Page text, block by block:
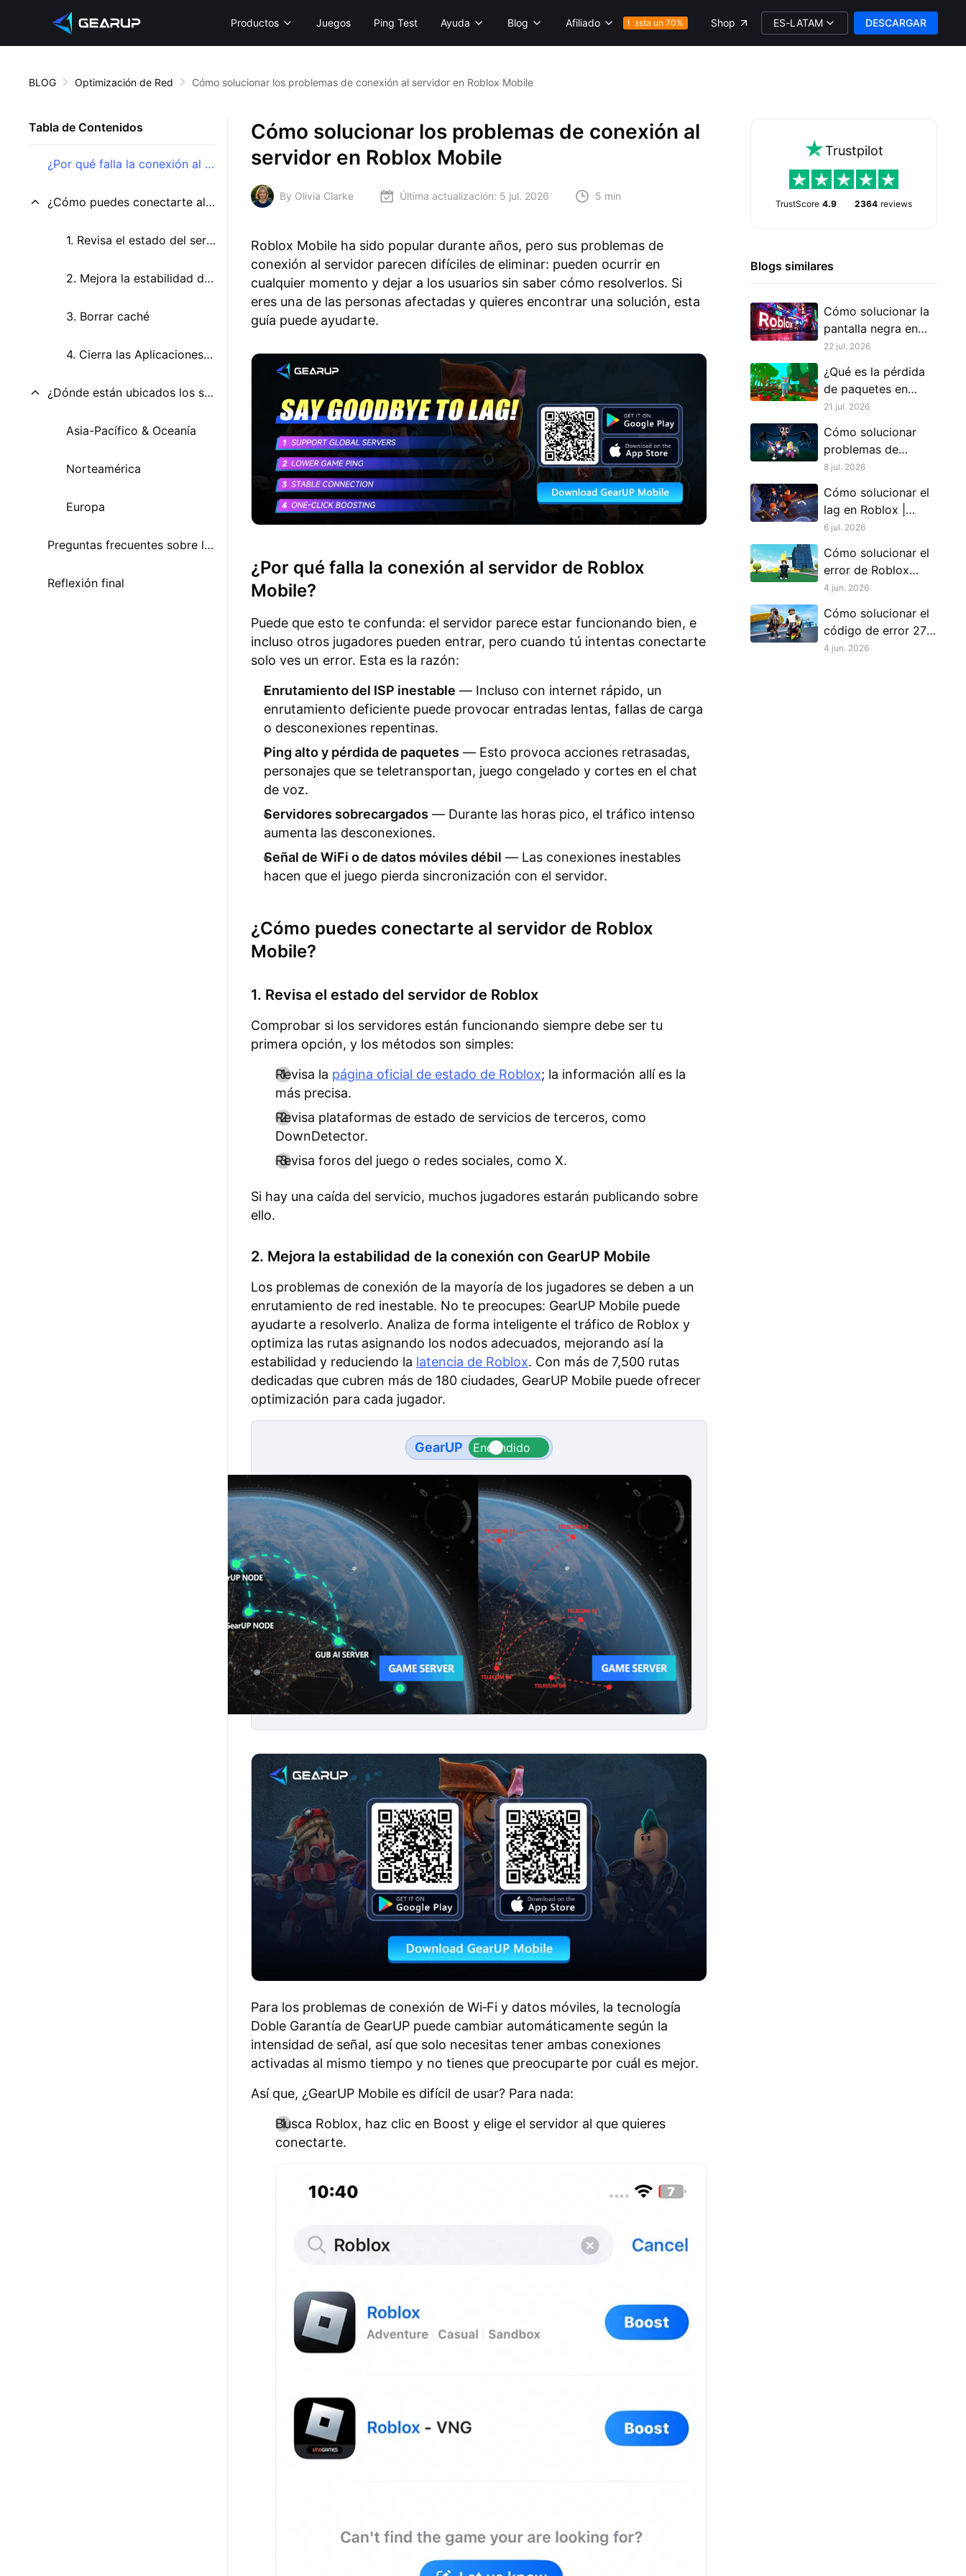
Productos Juegos Ping Test Ayuda Blog Afiliado Hasta un 70% Shop ES-LATAM DESCARGAR
BLOG Optimización de Red Cómo solucionar los problemas de conexión al servidor en Roblox Mobile
Tabla de Contenidos
¿Por qué falla la conexión al servidor de Roblox Mobile?
¿Cómo puedes conectarte al servidor de Roblox Mobile?
1. Revisa el estado del servidor de Roblox
2. Mejora la estabilidad de la conexión con GearUP Mobile
3. Borrar caché
4. Cierra las Aplicaciones innecesarias en segundo plano
¿Dónde están ubicados los servidores de Roblox?
Asia-Pacífico & Oceanía
Norteamérica
Europa
Preguntas frecuentes sobre la conexión al servidor de Roblox Mobile
Reflexión final
Cómo solucionar los problemas de conexión al
servidor en Roblox Mobile
By Olivia Clarke Última actualización: 5 jul. 2026 5 min
Roblox Mobile ha sido popular durante años, pero sus problemas de
conexión al servidor parecen difíciles de eliminar: pueden ocurrir en
cualquier momento y dejar a los usuarios sin saber cómo resolverlos. Si
eres una de las personas afectadas y quieres encontrar una solución, esta
guía puede ayudarte.
¿Por qué falla la conexión al servidor de Roblox
Mobile?
Puede que esto te confunda: el servidor parece estar funcionando bien, e
incluso otros jugadores pueden entrar, pero cuando tú intentas conectarte
solo ves un error. Esta es la razón:
Enrutamiento del ISP inestable — Incluso con internet rápido, un
enrutamiento deficiente puede provocar entradas lentas, fallas de carga
o desconexiones repentinas.
Ping alto y pérdida de paquetes — Esto provoca acciones retrasadas,
personajes que se teletransportan, juego congelado y cortes en el chat
de voz.
Servidores sobrecargados — Durante las horas pico, el tráfico intenso
aumenta las desconexiones.
Señal de WiFi o de datos móviles débil — Las conexiones inestables
hacen que el juego pierda sincronización con el servidor.
¿Cómo puedes conectarte al servidor de Roblox
Mobile?
1. Revisa el estado del servidor de Roblox
Comprobar si los servidores están funcionando siempre debe ser tu
primera opción, y los métodos son simples:
Revisa la página oficial de estado de Roblox; la información allí es la
más precisa.
Revisa plataformas de estado de servicios de terceros, como
DownDetector.
Revisa foros del juego o redes sociales, como X.
Si hay una caída del servicio, muchos jugadores estarán publicando sobre
ello.
2. Mejora la estabilidad de la conexión con GearUP Mobile
Los problemas de conexión de la mayoría de los jugadores se deben a un
enrutamiento de red inestable. No te preocupes: GearUP Mobile puede
ayudarte a resolverlo. Analiza de forma inteligente el tráfico de Roblox y
optimiza las rutas asignando los nodos adecuados, mejorando así la
estabilidad y reduciendo la latencia de Roblox. Con más de 7,500 rutas
dedicadas que cubren más de 180 ciudades, GearUP Mobile puede ofrecer
optimización para cada jugador.
GearUP
Para los problemas de conexión de Wi‑Fi y datos móviles, la tecnología
Doble Garantía de GearUP puede cambiar automáticamente según la
intensidad de señal, así que solo necesitas tener ambas conexiones
activadas al mismo tiempo y no tienes que preocuparte por cuál es mejor.
Así que, ¿GearUP Mobile es difícil de usar? Para nada:
Busca Roblox, haz clic en Boost y elige el servidor al que quieres
conectarte.
Trustpilot
TrustScore 4.9 2364 reviews
Blogs similares
Cómo solucionar la
pantalla negra en
Roblox
22 jul. 2026
¿Qué es la pérdida
de paquetes en
Roblox y cómo
solucionarla?
21 jul. 2026
Cómo solucionar
problemas de
bloqueo en Roblox
8 jul. 2026
Cómo solucionar el
lag en Roblox |
Posibles causas y
soluciones rápidas
6 jul. 2026
Cómo solucionar el
error de Roblox
código E01
4 jun. 2026
Cómo solucionar el
código de error 272
de Roblox
4 jun. 2026